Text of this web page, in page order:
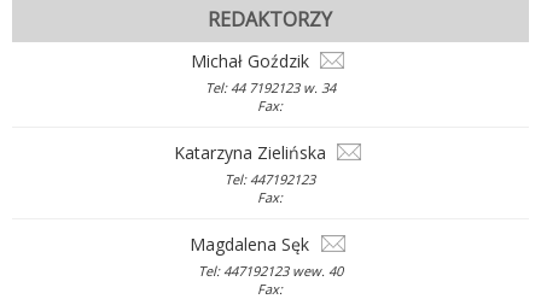
REDAKTORZY
Michał Goździk
Tel: 44 7192123 w. 34
Fax:
Katarzyna Zielińska
Tel: 447192123
Fax:
Magdalena Sęk
Tel: 447192123 wew. 40
Fax: